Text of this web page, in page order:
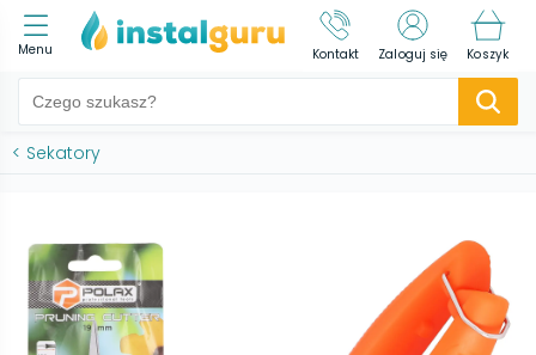
Menu Kontakt Zaloguj się Koszyk
< Sekatory